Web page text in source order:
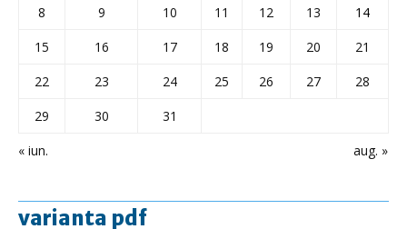
« iun. aug. »
8
9 10 11 12 13
14
15
16 17 18 19 20
21
22
23 24 25 26 27
28
29
30 31
varianta pdf